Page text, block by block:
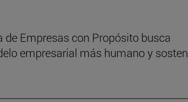
de Empresas con Propósito busca
empresarial más humano y